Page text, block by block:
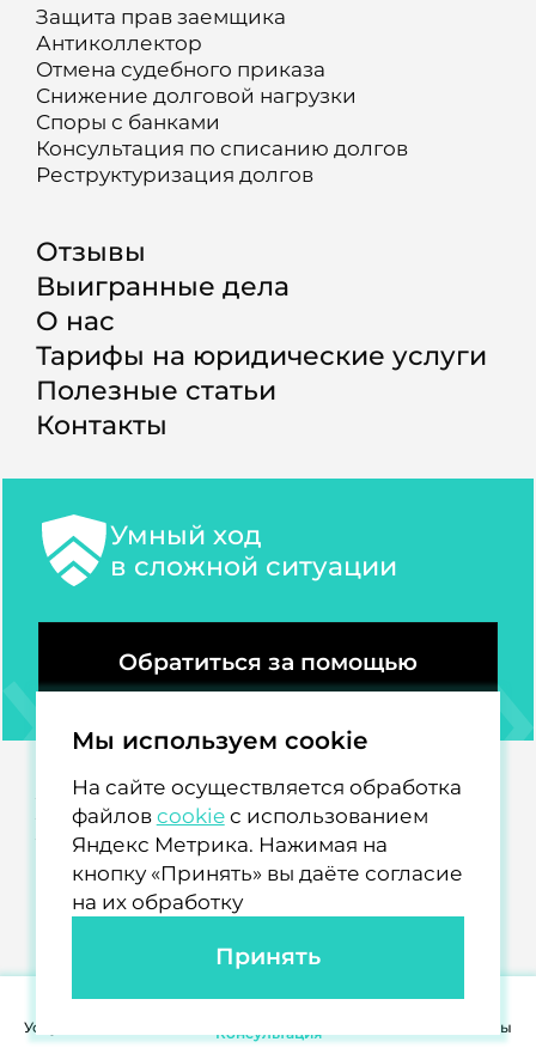
Услуги Консультация Контакты
Защита прав заемщика
Антиколлектор
Отмена судебного приказа
Снижение долговой нагрузки
Споры с банками
Консультация по списанию долгов
Реструктуризация долгов
Отзывы
Выигранные дела
О нас
Тарифы на юридические услуги
Полезные статьи
Контакты
Умный ход
в сложной ситуации
Обратиться за помощью
Политика конфиденциальности
Политика обработки персональных данных
Политика использования файлов cookie
Создание и продвижение сайтов
Мы используем cookie
На сайте осуществляется обработка
файловcookieс использованием
Яндекс Метрика. Нажимая на
кнопку «Принять» вы даёте согласие
на их обработку
Принять